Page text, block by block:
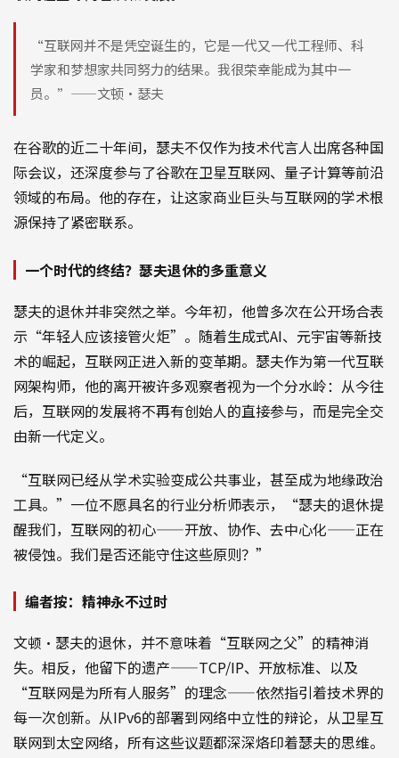
“互联网并不是凭空诞生的，它是一代又一代工程师、科
学家和梦想家共同努力的结果。我很荣幸能成为其中一
员。”——文顿·瑟夫
在谷歌的近二十年间，瑟夫不仅作为技术代言人出席各种国
际会议，还深度参与了谷歌在卫星互联网、量子计算等前沿
领域的布局。他的存在，让这家商业巨头与互联网的学术根
源保持了紧密联系。
一个时代的终结？瑟夫退休的多重意义
瑟夫的退休并非突然之举。今年初，他曾多次在公开场合表
示“年轻人应该接管火炬”。随着生成式AI、元宇宙等新技
术的崛起，互联网正进入新的变革期。瑟夫作为第一代互联
网架构师，他的离开被许多观察者视为一个分水岭：从今往
后，互联网的发展将不再有创始人的直接参与，而是完全交
由新一代定义。
“互联网已经从学术实验变成公共事业，甚至成为地缘政治
工具。”一位不愿具名的行业分析师表示，“瑟夫的退休提
醒我们，互联网的初心——开放、协作、去中心化——正在
被侵蚀。我们是否还能守住这些原则？”
编者按：精神永不过时
文顿·瑟夫的退休，并不意味着“互联网之父”的精神消
失。相反，他留下的遗产——TCP/IP、开放标准、以及
“互联网是为所有人服务”的理念——依然指引着技术界的
每一次创新。从IPv6的部署到网络中立性的辩论，从卫星互
联网到太空网络，所有这些议题都深深烙印着瑟夫的思维。